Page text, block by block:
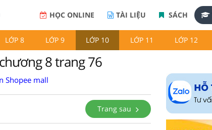
HỌC ONLINE TÀI LIỆU SÁCH
LỚP 8 LỚP 9 LỚP 10 LỚP 11 LỚP 12
8 trang 76
Shopee mall
Trang sau